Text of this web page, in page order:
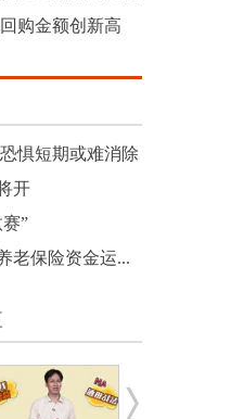
购金额创新高
惧短期或难消除
开
”
老保险资金运...